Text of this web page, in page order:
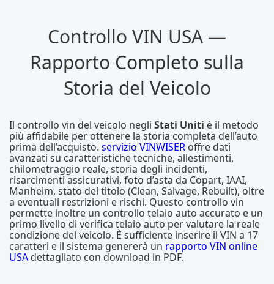
Controllo VIN USA —
Rapporto Completo sulla
Storia del Veicolo
Il controllo vin del veicolo negli Stati Uniti è il metodo
più affidabile per ottenere la storia completa dell’auto
prima dell’acquisto. servizio VINWISER offre dati
avanzati su caratteristiche tecniche, allestimenti,
chilometraggio reale, storia degli incidenti,
risarcimenti assicurativi, foto d’asta da Copart, IAAI,
Manheim, stato del titolo (Clean, Salvage, Rebuilt), oltre
a eventuali restrizioni e rischi. Questo controllo vin
permette inoltre un controllo telaio auto accurato e un
primo livello di verifica telaio auto per valutare la reale
condizione del veicolo. È sufficiente inserire il VIN a 17
caratteri e il sistema genererà un rapporto VIN online
USA dettagliato con download in PDF.